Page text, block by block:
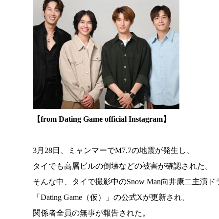
【from Dating Game official Instagram】
3月28日、ミャンマーでM7.7の地震が発生し、
タイでも高層ビルの倒壊などの被害が確認された。
そんな中、タイで撮影中のSnow Man向井康二主演ド
「Dating Game（仮）」の公式Xが更新され、
関係者全員の無事が報告された。